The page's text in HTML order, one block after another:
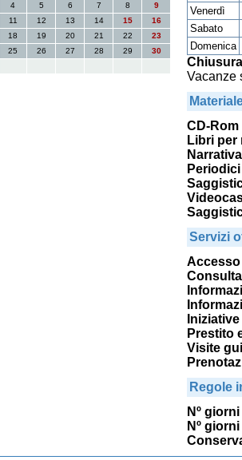
Venerdì
Sabato
Domenica
Vacanze
CD-Rom
Libri per
Narrativa
Servizi
Accesso
Prestito
Visite
Regole
Nº
Nº
4 5 6 7 8
9
11 12 13 14 15
16
18 19 20 21 22
23
25 26 27 28 29
30